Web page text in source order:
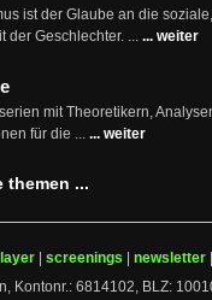
ist der Glaube an die
der Geschlechter. ... ... weiter
mit Theoretikern,
für die ... ... weiter
themen ...
screenings newsletter
Kontonr.: 6814102, BLZ: